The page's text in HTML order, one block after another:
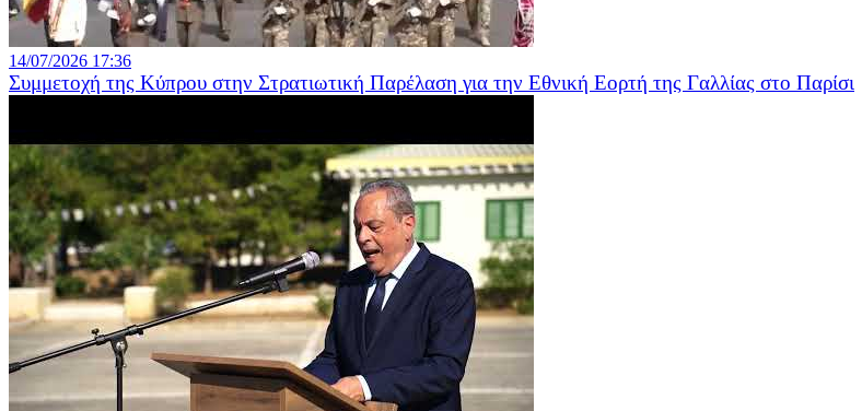
14/07/2026 17:36
Συμμετοχή της Κύπρου στην Στρατιωτική Παρέλαση για την Εθνική Εορτή της Γαλλίας στο Παρίσι